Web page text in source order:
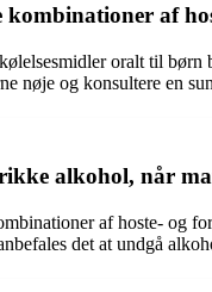
af
oralt til
nøje og konsultere en
alkohol, når
af hoste- og
det at undgå